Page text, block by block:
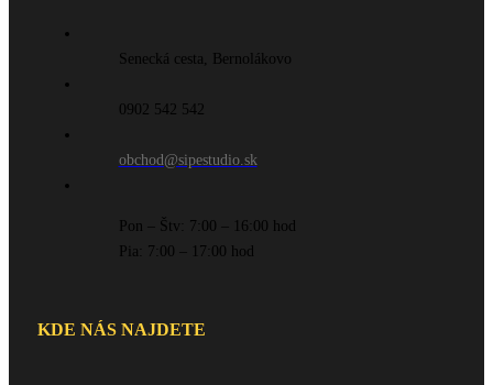
Senecká cesta, Bernolákovo
0902 542 542
obchod@sipestudio.sk
Pon – Štv: 7:00 – 16:00 hod
Pia: 7:00 – 17:00 hod
KDE NÁS NAJDETE